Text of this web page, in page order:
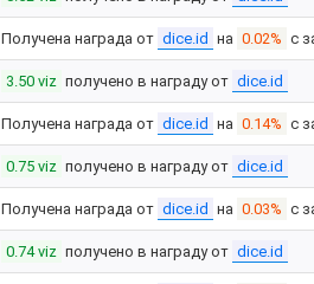
Получена награда от dice.id на 0.02% с
3.50 viz получено в награду от dice.id
Получена награда от dice.id на 0.14% с
0.75 viz получено в награду от dice.id
Получена награда от dice.id на 0.03% с
0.74 viz получено в награду от dice.id